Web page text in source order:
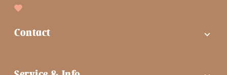
Contact expand_more